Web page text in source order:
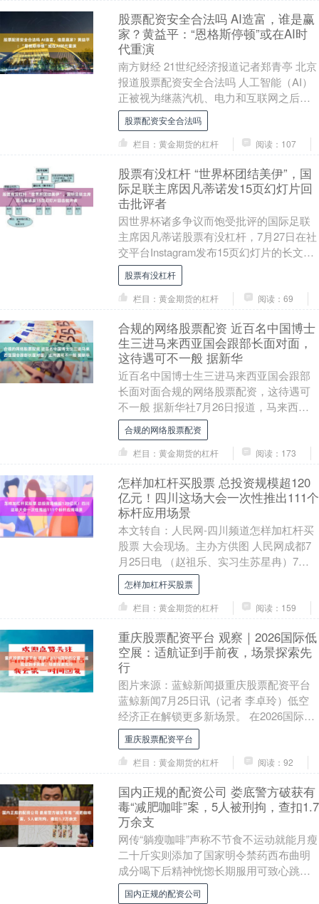
股票配资安全合法吗 AI造富，谁是赢
家？黄益平：“恩格斯停顿”或在AI时
代重演
南方财经 21世纪经济报道记者郑青亭 北京
报道股票配资安全合法吗 人工智能（AI）
正被视为继蒸汽机、电力和互联网之后的
新一轮通用技术。它有望大幅提升生产
率，为全....
股票配资安全合法吗
栏目：黄金期货的杠杆
阅读：107
股票有没杠杆 “世界杯团结美伊”，国
际足联主席因凡蒂诺发15页幻灯片回
击批评者
因世界杯诸多争议而饱受批评的国际足联
主席因凡蒂诺股票有没杠杆，7月27日在社
交平台Instagram发布15页幻灯片的长文，
为本届世界杯的组织工作辩护，并抨击
本....
股票有没杠杆
栏目：黄金期货的杠杆
阅读：69
合规的网络股票配资 近百名中国博士
生三进马来西亚国会跟部长面对面，
这待遇可不一般 据新华
近百名中国博士生三进马来西亚国会跟部
长面对面合规的网络股票配资，这待遇可
不一般 据新华社7月26日报道，马来西亚
中国贸易促进中心最近举办了一场“博士生
走进国会和....
合规的网络股票配资
栏目：黄金期货的杠杆
阅读：173
怎样加杠杆买股票 总投资规模超120
亿元！四川这场大会一次性推出111个
标杆应用场景
本文转自：人民网-四川频道怎样加杠杆买
股票 大会现场。主办方供图 人民网成都7
月25日电 （赵祖乐、实习生苏星冉）7月
24日，四川省国资国企应用场景开放对接
大会....
怎样加杠杆买股票
栏目：黄金期货的杠杆
阅读：159
重庆股票配资平台 观察｜2026国际低
空展：适航证到手前夜，场景探索先
行
图片来源：蓝鲸新闻摄重庆股票配资平台
蓝鲸新闻7月25日讯（记者 李卓玲）低空
经济正在解锁更多新场景。 在2026国际低
空经济博览会上，头部eVTOL企业除了
拿....
重庆股票配资平台
栏目：黄金期货的杠杆
阅读：92
国内正规的配资公司 娄底警方破获有
毒“减肥咖啡”案，5人被刑拘，查扣1.7
万余支
网传“躺瘦咖啡”声称不节食不运动就能月瘦
二十斤实则添加了国家明令禁药西布曲明
成分喝下后精神恍惚长期服用可致心跳紊
乱、器官衰竭乃至死亡这不是减肥，是减
国内正规的配资公司